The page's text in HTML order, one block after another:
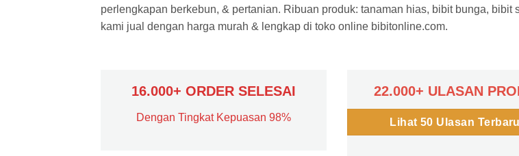
perlengkapan berkebun, & pertanian. Ribuan produk: tanaman hias, bibit bunga, bibit
kami jual dengan harga murah & lengkap di toko online bibitonline.com.
16.000+ ORDER SELESAI
Dengan Tingkat Kepuasan 98%
22.000+ ULASAN
Lihat 50 Ulasan Terbaru